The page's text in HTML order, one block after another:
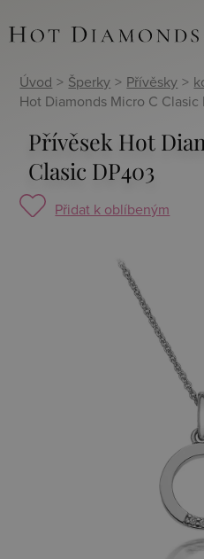
Úvod > Šperky > Přívěsky >
Hot Diamonds Micro C Clasic
Přívěsek Hot
Clasic DP403
Přidat k oblíbeným